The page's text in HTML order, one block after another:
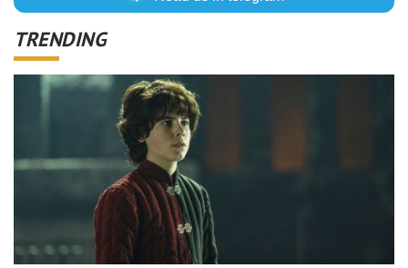
TRENDING